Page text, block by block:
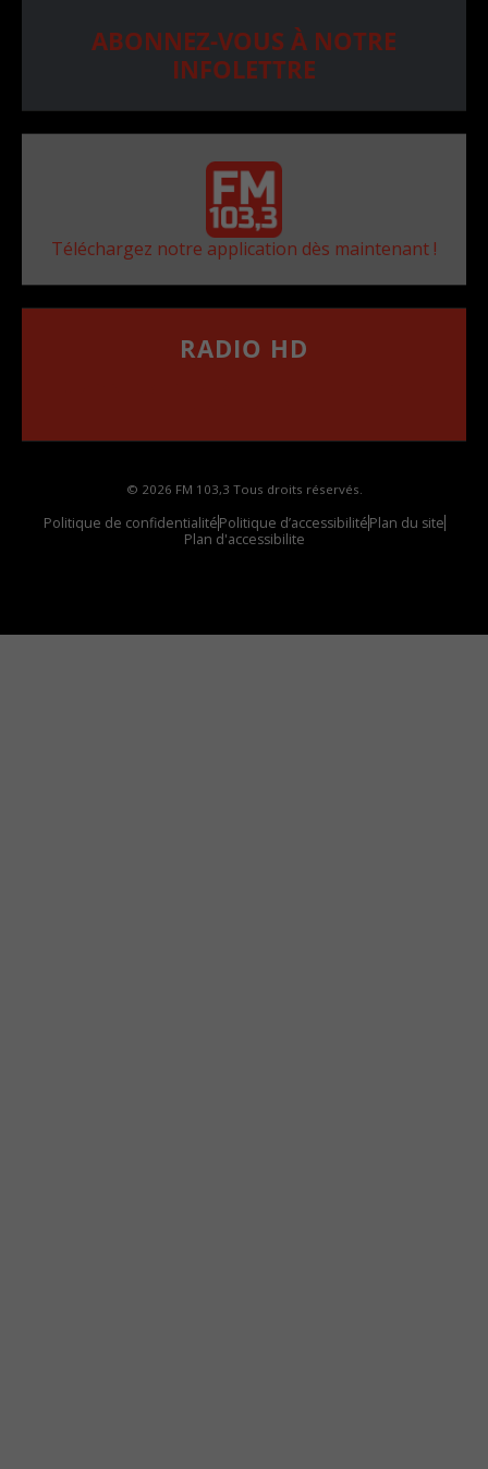
ABONNEZ-VOUS À NOTRE
INFOLETTRE
Téléchargez notre application dès maintenant !
RADIO HD
© 2026 FM 103,3 Tous droits réservés.
Politique de confidentialitéPolitique d’accessibilitéPlan du site
Plan d'accessibilite